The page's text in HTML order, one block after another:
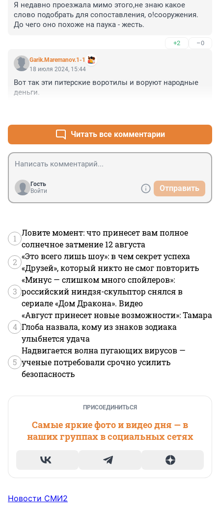
Я недавно проезжала мимо этого,не знаю какое
слово подобрать для сопоставления, о!сооружения.
До чего оно похоже на паука - жесть.
+2 –0
Garik.Maremanov.1-1
18 июля 2024, 15:44
Вот так эти питерские воротилы и воруют народные
деньги.
Читать все комментарии
Гость
Войти
Отправить
1
Ловите момент: что принесет вам полное
солнечное затмение 12 августа
2
«Это всего лишь шоу»: в чем секрет успеха
«Друзей», который никто не смог повторить
3
«Минус — слишком много спойлеров»:
российский ниндзя-скульптор снялся в
сериале «Дом Дракона». Видео
4
«Август принесет новые возможности»: Тамара
Глоба назвала, кому из знаков зодиака
улыбнется удача
5
Надвигается волна пугающих вирусов —
ученые потребовали срочно усилить
безопасность
ПРИСОЕДИНИТЬСЯ
Самые яркие фото и видео дня — в
наших группах в социальных сетях
Новости СМИ2